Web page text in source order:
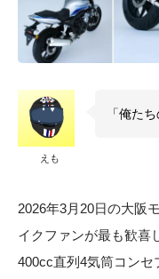
えも
「俺た
2026年3月20日の大阪
イクファンが最も歓喜
400cc直列4気筒コンセ